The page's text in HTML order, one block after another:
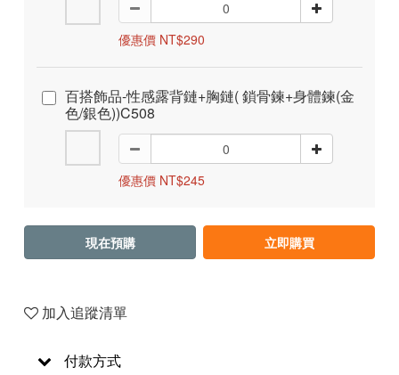
優惠價 NT$290
百搭飾品-性感露背鏈+胸鏈( 鎖骨鍊+身體鍊(金
色/銀色))C508
優惠價 NT$245
現在預購 立即購買
加入追蹤清單
付款方式